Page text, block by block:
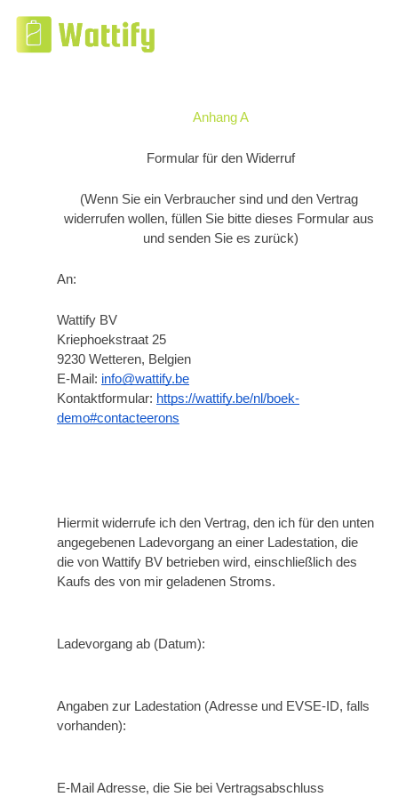
Anhang A
Formular für den Widerruf
(Wenn Sie ein Verbraucher sind und den Vertrag
widerrufen wollen, füllen Sie bitte dieses Formular aus
und senden Sie es zurück)
An:
Wattify BV
Kriephoekstraat 25
9230 Wetteren, Belgien
E-Mail: info@wattify.be
Kontaktformular: https://wattify.be/nl/boek-
demo#contacteerons
Hiermit widerrufe ich den Vertrag, den ich für den unten
angegebenen Ladevorgang an einer Ladestation, die
die von Wattify BV betrieben wird, einschließlich des
Kaufs des von mir geladenen Stroms.
Ladevorgang ab (Datum):
Angaben zur Ladestation (Adresse und EVSE-ID, falls
vorhanden):
E-Mail Adresse, die Sie bei Vertragsabschluss